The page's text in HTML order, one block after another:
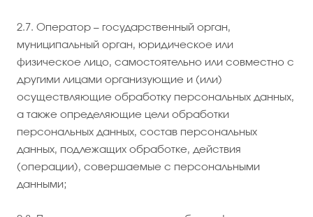
2.7. Оператор – государственный орган,
муниципальный орган, юридическое или
физическое лицо, самостоятельно или совместно с
другими лицами организующие и (или)
осуществляющие обработку персональных данных,
а также определяющие цели обработки
персональных данных, состав персональных
данных, подлежащих обработке, действия
(операции), совершаемые с персональными
данными;